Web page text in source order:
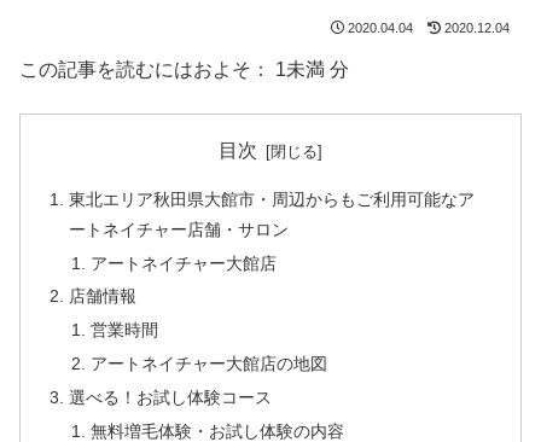
2020.04.04 2020.12.04
この記事を読むにはおよそ： 1未満 分
目次
東北エリア秋田県大館市・周辺からもご利用可能なア
ートネイチャー店舗・サロン
アートネイチャー大館店
店舗情報
営業時間
アートネイチャー大館店の地図
選べる！お試し体験コース
無料増毛体験・お試し体験の内容